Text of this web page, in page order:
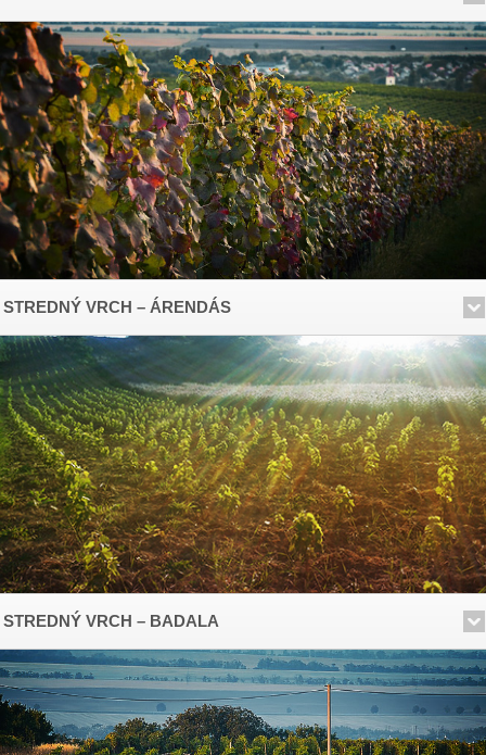
STREDNÝ VRCH – ÁRENDÁS
STREDNÝ VRCH – BADALA